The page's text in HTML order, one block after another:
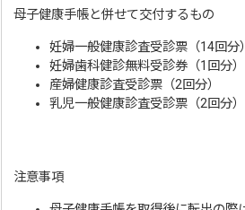
母子健康手帳と併せて交付するもの
妊婦一般健康診査受診票（14回分）
妊婦歯科健診無料受診券（1回分）
産婦健康診査受診票（2回分）
乳児一般健康診査受
注意事項